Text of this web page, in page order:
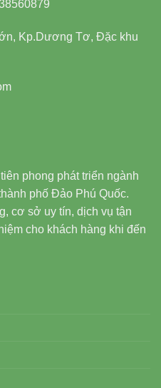
Kp.Dương Tơ, Đặc khu
phong phát triển ngành
phố Đảo Phú Quốc.
cơ sở uy tín, dịch vụ tận
cho khách hàng khi đến